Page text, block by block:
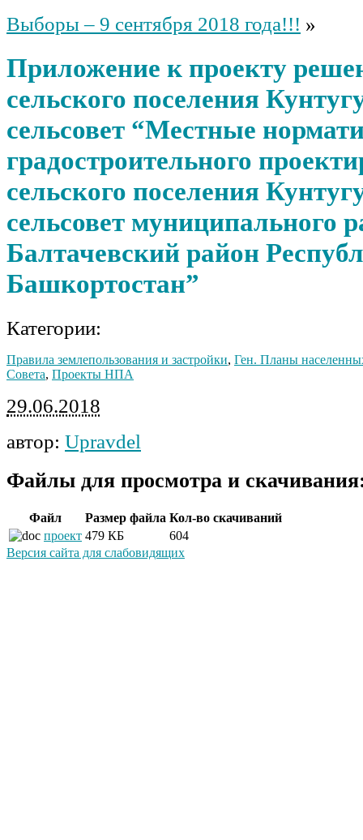
Выборы – 9 сентября 2018 года!!! »
Приложение к проекту
сельского поселения
сельсовет “Местные
градостроительного
сельского поселения
сельсовет муниципального
Балтачевский район
Башкортостан”
Категории:
Правила землепользования и застройки, Ген. Планы
Совета, Проекты НПА
29.06.2018
автор: Upravdel
Файлы для просмотра и
Файл Размер файла Кол-во скачиваний
проект 479 КБ
604
Версия сайта для слабовидящих